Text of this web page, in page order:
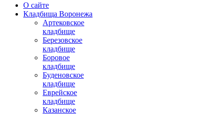
О сайте
Кладбища Воронежа
Артековское
кладбище
Березовское
кладбище
Боровое
кладбище
Буденовское
кладбище
Еврейское
кладбище
Казанское